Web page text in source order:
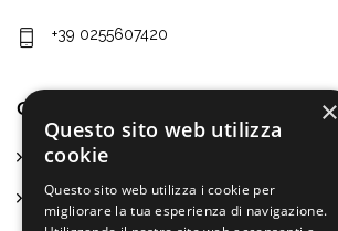
+39 0255607420
CHI SIAMO
Chi siamo
La nostra missione
×
Questo sito web utilizza
cookie
Questo sito web utilizza i cookie per
migliorare la tua esperienza di navigazione.